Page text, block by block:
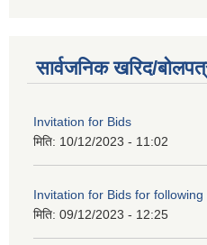
सार्वजनिक खरिद/
Invitation for Bids
मिति: 10/12/2023 - 11:02
Invitation for Bids for
मिति: 09/12/2023 - 12:25